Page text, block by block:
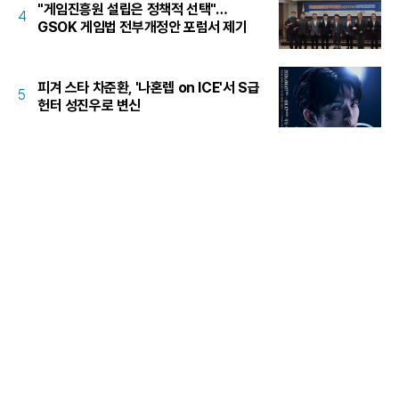
4
"게임진흥원 설립은 정책적 선택"…
GSOK 게임법 전부개정안 포럼서 제기
5
피겨 스타 차준환, '나혼렙 on ICE'서 S급
헌터 성진우로 변신